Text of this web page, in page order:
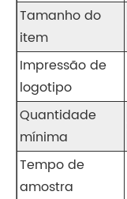
Tamanho do
item
Impressão de
logotipo
Quantidade
mínima
Tempo de
amostra